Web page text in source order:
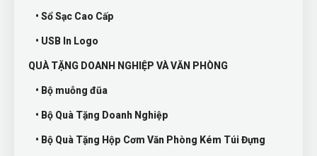
• Sổ Sạc Cao Cấp
• USB In Logo
QUÀ TẶNG DOANH NGHIỆP VÀ VĂN PHÒNG
• Bộ muỗng đũa
• Bộ Quà Tặng Doanh Nghiệp
• Bộ Quà Tặng Hộp Cơm Văn Phòng Kém Túi Đựng